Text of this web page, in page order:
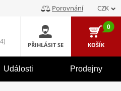
Porovnání CZK
PŘIHLÁSIT SE
0
KOŠÍK
Události Prodejny